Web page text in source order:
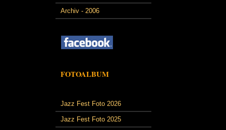
Archiv - 2006
FOTOALBUM
Jazz Fest Foto 2026
Jazz Fest Foto 2025